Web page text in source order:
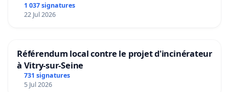
1 037 signatures
22 Jul 2026
Référendum local contre le projet d'incinérateur
à Vitry-sur-Seine
731 signatures
5 Jul 2026